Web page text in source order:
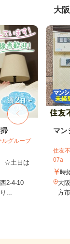
大
グループ
☆土日は
2-4-10
...
マン
住友
07a
時
大
方